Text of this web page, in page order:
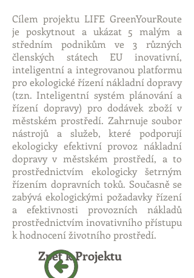
Cílem projektu LIFE GreenYourRoute
je poskytnout a ukázat 5 malým a
středním podnikům ve 3 různých
členských státech EU inovativní,
inteligentní a integrovanou platformu
pro ekologické řízení nákladní dopravy
(tzn. Inteligentní systém plánování a
řízení dopravy) pro dodávek zboží v
městském prostředí. Zahrnuje soubor
nástrojů a služeb, které podporují
ekologicky efektivní provoz nákladní
dopravy v městském prostředí, a to
prostřednictvím ekologicky šetrným
řízením dopravních toků. Současně se
zabývá ekologickými požadavky řízení
a efektivnosti provozních nákladů
prostřednictvím inovativního přístupu
k hodnocení životního prostředí.
Zpět k Projektu